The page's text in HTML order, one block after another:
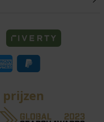
prijzen